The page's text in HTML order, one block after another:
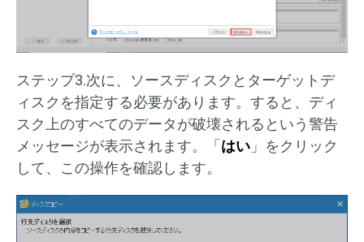
ステップ3.次に、ソースディスクとターゲットデ
ィスクを指定する必要があります。すると、ディ
スク上のすべてのデータが破壊されるという警告
メッセージが表示されます。「はい 」をクリック
して、この操作を確認します。